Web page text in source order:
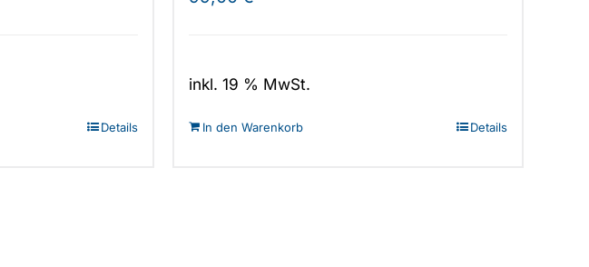
Details
inkl. 19 % MwSt.
In den Warenkorb Details